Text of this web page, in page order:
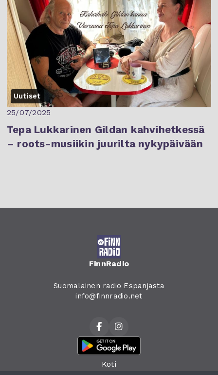
Uutiset
25/07/2025
Tepa Lukkarinen Gildan kahvihetkessä
– roots-musiikin juurilta nykypäivään
FinnRadio
Suomalainen radio Espanjasta
info@finnradio.net
Koti